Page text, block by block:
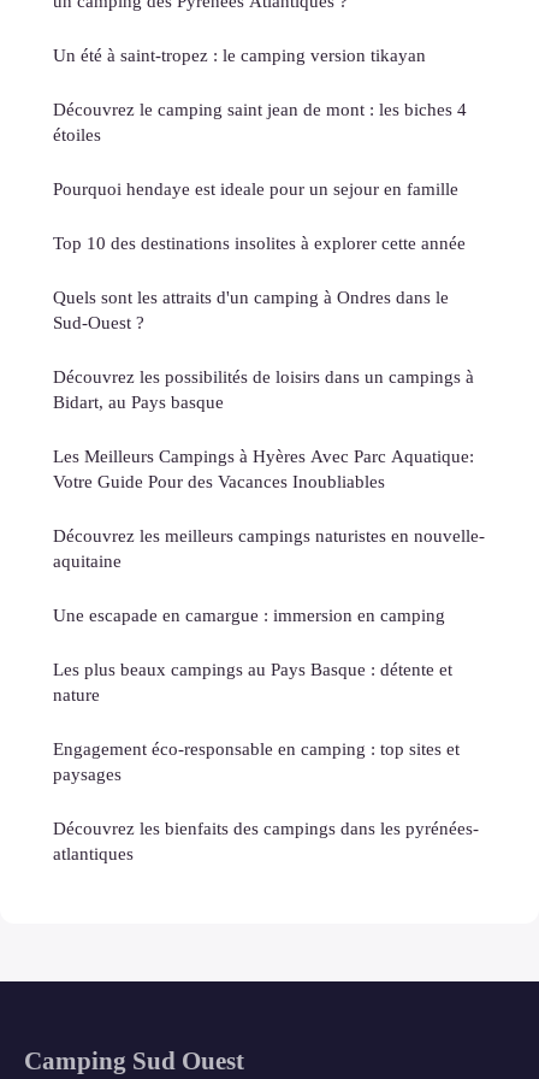
Un été à saint-tropez : le camping version tikayan
Découvrez le camping saint jean de mont : les biches 4
étoiles
Pourquoi hendaye est ideale pour un sejour en famille
Top 10 des destinations insolites à explorer cette année
Quels sont les attraits d'un camping à Ondres dans le
Sud-Ouest ?
Découvrez les possibilités de loisirs dans un campings à
Bidart, au Pays basque
Les Meilleurs Campings à Hyères Avec Parc Aquatique:
Votre Guide Pour des Vacances Inoubliables
Découvrez les meilleurs campings naturistes en nouvelle-
aquitaine
Une escapade en camargue : immersion en camping
Les plus beaux campings au Pays Basque : détente et
nature
Engagement éco-responsable en camping : top sites et
paysages
Découvrez les bienfaits des campings dans les pyrénées-
atlantiques
Camping Sud Ouest